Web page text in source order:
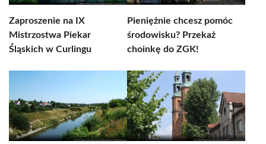
Zaproszenie na IX
Mistrzostwa Piekar
Śląskich w Curlingu
Pieniężnie chcesz pomóc
środowisku? Przekaż
choinkę do ZGK!